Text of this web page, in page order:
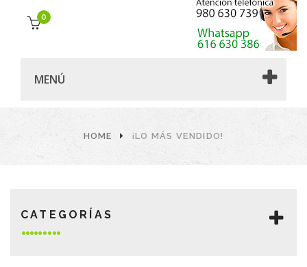
0
MENÚ
HOME ¡LO MÁS VENDIDO!
CATEGORÍAS